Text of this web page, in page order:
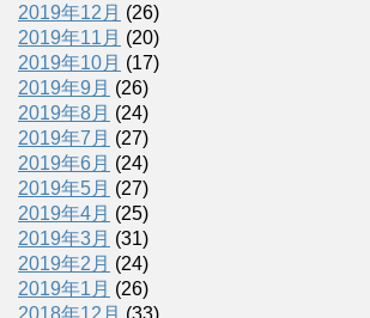
2019年12月 (26)
2019年11月 (20)
2019年10月 (17)
2019年9月 (26)
2019年8月 (24)
2019年7月 (27)
2019年6月 (24)
2019年5月 (27)
2019年4月 (25)
2019年3月 (31)
2019年2月 (24)
2019年1月 (26)
2018年12月 (33)